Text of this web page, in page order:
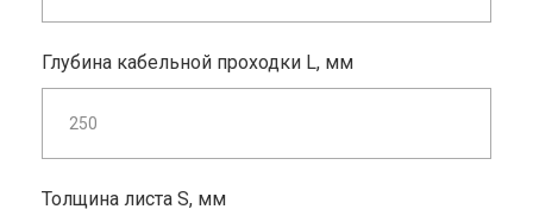
Глубина кабельной проходки L, мм
Толщина листа S, мм